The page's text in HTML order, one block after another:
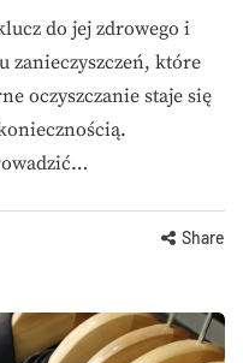
do jej zdrowego i
zanieczyszczeń, które
oczyszczanie staje się
Share